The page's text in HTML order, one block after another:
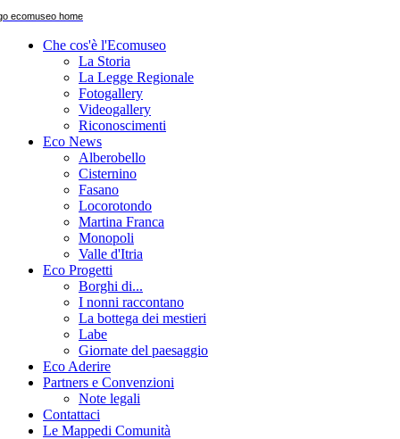
Che cos'è l'Ecomuseo
La Storia
La Legge Regionale
Fotogallery
Videogallery
Riconoscimenti
Eco News
Alberobello
Cisternino
Fasano
Locorotondo
Martina Franca
Monopoli
Valle d'Itria
Eco Progetti
Borghi di...
I nonni raccontano
La bottega dei mestieri
Labe
Giornate del paesaggio
Eco Aderire
Partners e Convenzioni
Note legali
Contattaci
Le Mappedi Comunità